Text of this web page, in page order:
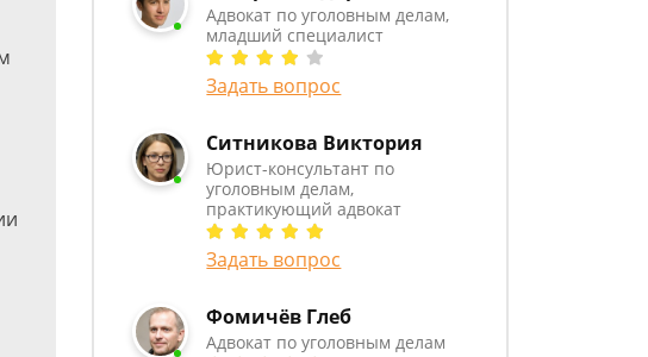
Адвокат по уголовным делам,
младший специалист
Задать вопрос
Ситникова Виктория
Юрист-консультант по
уголовным делам,
практикующий адвокат
Задать вопрос
Фомичёв Глеб
Адвокат по уголовным делам